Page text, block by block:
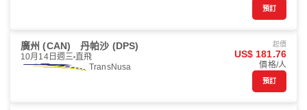
預訂
廣州 (CAN) 丹帕沙 (DPS)
10月14日週三 直飛
TransNusa
起價
US$ 181.76
價格/人
預訂